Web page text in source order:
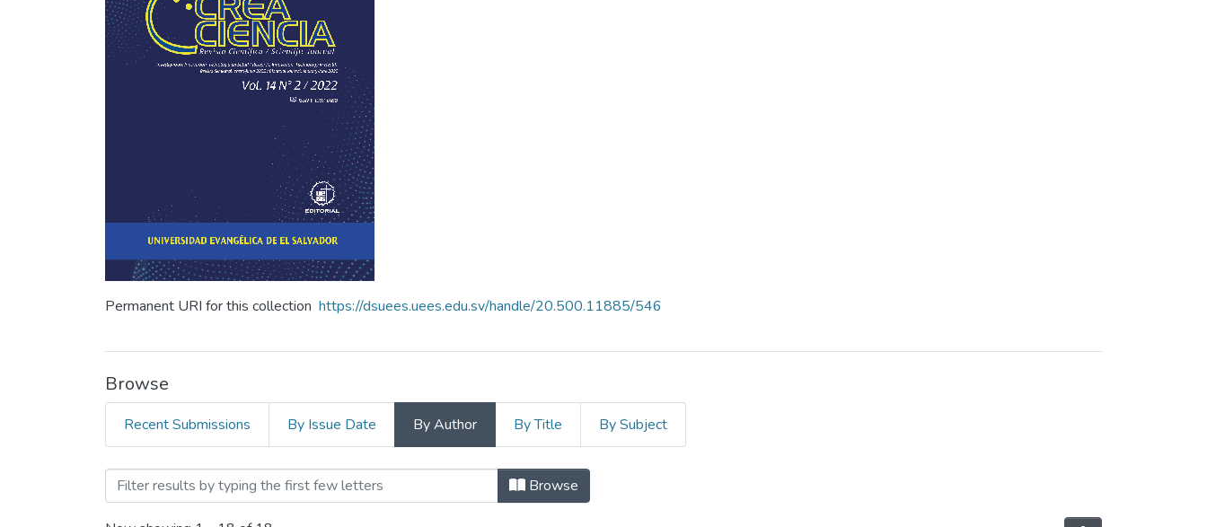
Permanent URI for this collection https://dsuees.uees.edu.sv/handle/20.500.11885/546
Browse
Recent Submissions By Issue Date By Author By Title By Subject
Browsing Revista Crea Ciencia Vol.14 N° 2 by Author
Browse